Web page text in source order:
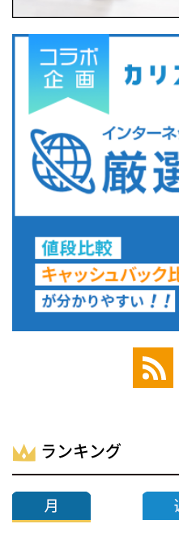
ランキング